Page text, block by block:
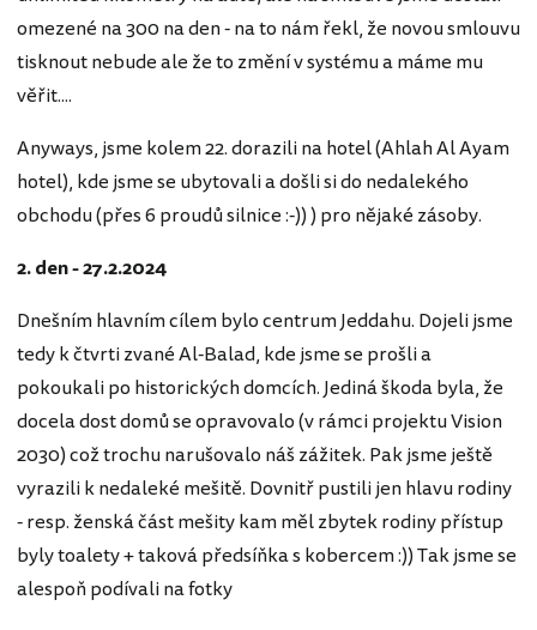
omezené na 300 na den - na to nám řekl, že novou smlouvu
tisknout nebude ale že to změní v systému a máme mu
věřit....
Anyways, jsme kolem 22. dorazili na hotel (Ahlah Al Ayam
hotel), kde jsme se ubytovali a došli si do nedalekého
obchodu (přes 6 proudů silnice :-)) ) pro nějaké zásoby.
2. den - 27.2.2024
Dnešním hlavním cílem bylo centrum Jeddahu. Dojeli jsme
tedy k čtvrti zvané Al-Balad, kde jsme se prošli a
pokoukali po historických domcích. Jediná škoda byla, že
docela dost domů se opravovalo (v rámci projektu Vision
2030) což trochu narušovalo náš zážitek. Pak jsme ještě
vyrazili k nedaleké mešitě. Dovnitř pustili jen hlavu rodiny
- resp. ženská část mešity kam měl zbytek rodiny přístup
byly toalety + taková předsíňka s kobercem :)) Tak jsme se
alespoň podívali na fotky